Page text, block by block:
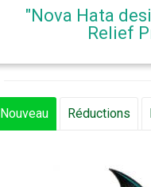
"Nova Hata
Relief
Nouveau Réductions